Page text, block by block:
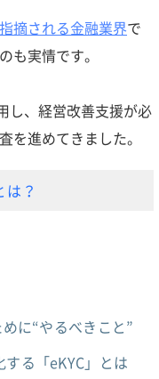
摘される金融業界で
も実情です。
し、経営改善支援が必
進めてきました。
？
に“やるべきこと”
る「eKYC」とは